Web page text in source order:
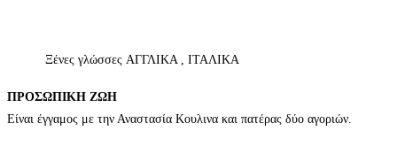
Ξένες γλώσσες ΑΓΓΛΙΚΑ , ΙΤΑΛΙΚΑ
ΠΡΟΣΩΠΙΚΗ ΖΩΗ
Είναι έγγαμος με την Αναστασία Κουλινα και πατέρας δύο αγοριών.